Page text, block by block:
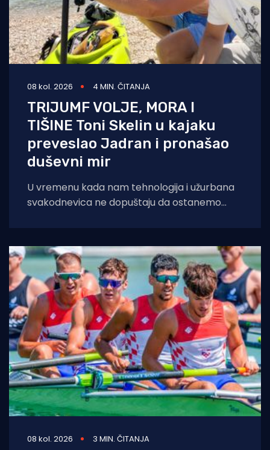
08 kol. 2026 4 MIN. ČITANJA
TRIJUMF VOLJE, MORA I
TIŠINE Toni Skelin u kajaku
preveslao Jadran i pronašao
duševni mir
U vremenu kada nam tehnologija i užurbana
svakodnevica ne dopuštaju da ostanemo
08 kol. 2026 3 MIN. ČITANJA